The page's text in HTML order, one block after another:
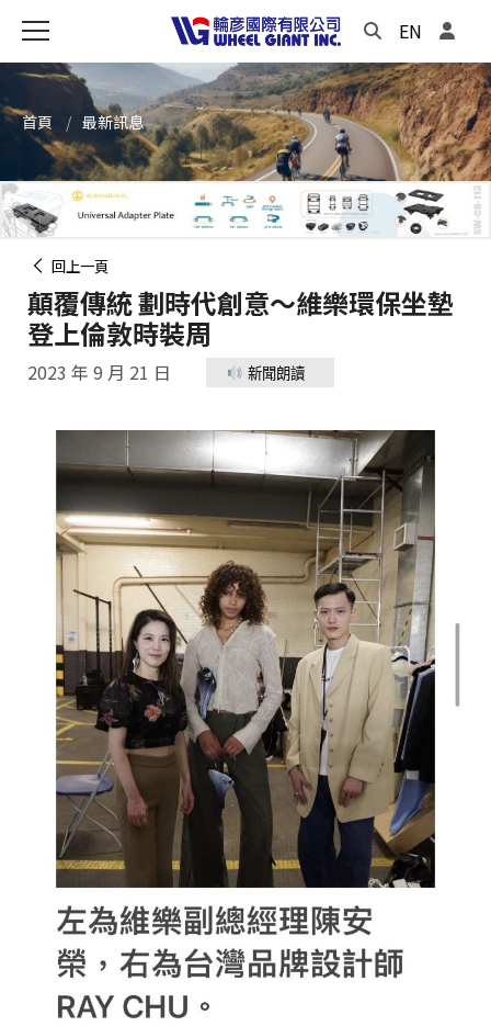
EN
首頁 最新訊息
回上一頁
顛覆傳統 劃時代創意～維樂環保坐墊
登上倫敦時裝周
2023 年 9 月 21 日 新聞朗讀